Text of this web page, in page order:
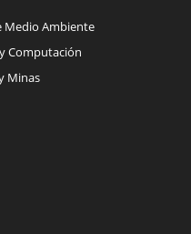
Medio Ambiente
Computación
Minas